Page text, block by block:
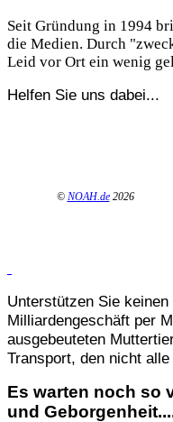
Seit Gründung in 1994
die Medien. Durch
Leid vor Ort ein wenig
Helfen Sie uns dabei...
© NOAH.de 2026
Unterstützen Sie
Milliardengeschäft per
ausgebeuteten
Transport, den nicht
Es warten noch so
und